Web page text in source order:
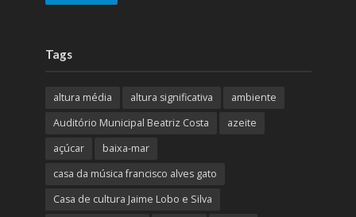
Tags
altura média altura significativa
ambiente
Auditório Municipal Beatriz Costa
azeite
açúcar
baixa-mar
casa da música francisco alves gato
Casa de cultura Jaime Lobo e Silva